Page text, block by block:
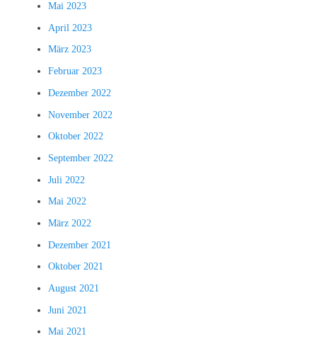
Mai 2023
April 2023
März 2023
Februar 2023
Dezember 2022
November 2022
Oktober 2022
September 2022
Juli 2022
Mai 2022
März 2022
Dezember 2021
Oktober 2021
August 2021
Juni 2021
Mai 2021